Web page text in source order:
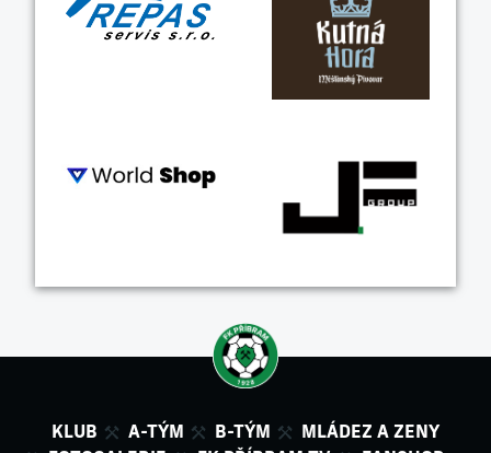
KLUB A-TÝM B-TÝM
MLÁDEZ A ZENY